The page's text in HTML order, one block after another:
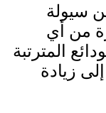
سيولة
من أي
الودائع المترتبة
زيادة